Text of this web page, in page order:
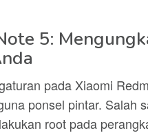
5:
pada Xiaomi
ponsel pintar. Salah
root pada